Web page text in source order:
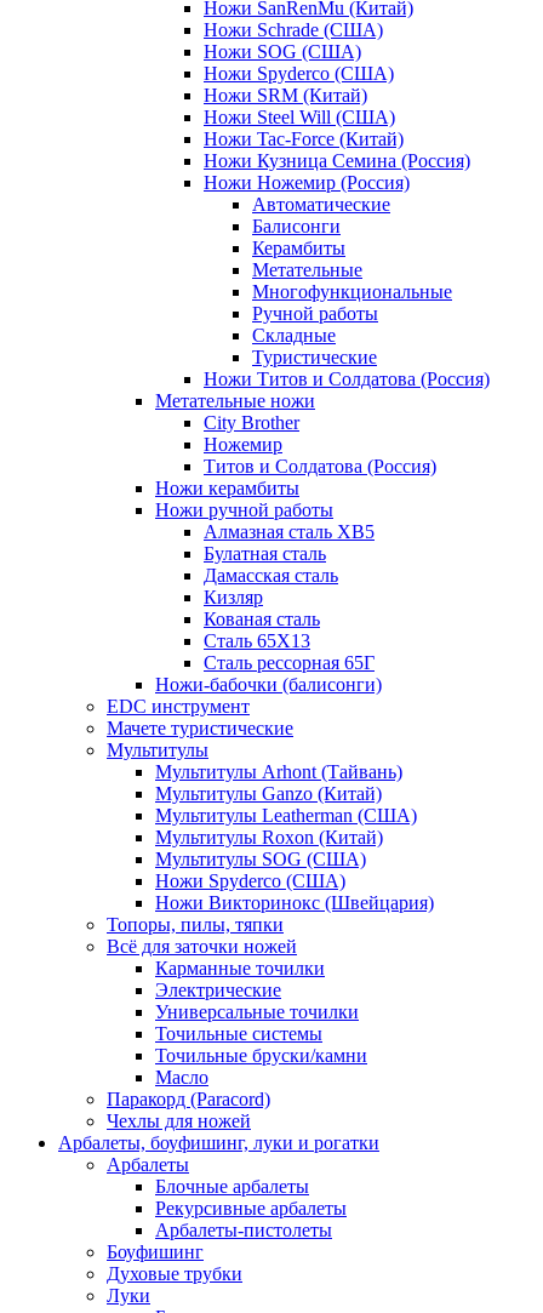
Ножи SanRenMu (Китай)
Ножи Schrade (США)
Ножи SOG (США)
Ножи Spyderco (США)
Ножи SRM (Китай)
Ножи Steel Will (США)
Ножи Tac-Force (Китай)
Ножи Кузница Семина (Россия)
Ножи Ножемир (Россия)
Автоматические
Балисонги
Керамбиты
Метательные
Многофункциональные
Ручной работы
Складные
Туристические
Ножи Титов и Солдатова (Россия)
Метательные ножи
City Brother
Ножемир
Титов и Солдатова (Россия)
Ножи керамбиты
Ножи ручной работы
Алмазная сталь ХВ5
Булатная сталь
Дамасская сталь
Кизляр
Кованая сталь
Сталь 65Х13
Сталь рессорная 65Г
Ножи-бабочки (балисонги)
EDC инструмент
Мачете туристические
Мультитулы
Мультитулы Arhont (Тайвань)
Мультитулы Ganzo (Китай)
Мультитулы Leatherman (США)
Мультитулы Roxon (Китай)
Мультитулы SOG (США)
Ножи Spyderco (США)
Ножи Викторинокс (Швейцария)
Топоры, пилы, тяпки
Всё для заточки ножей
Карманные точилки
Электрические
Универсальные точилки
Точильные системы
Точильные бруски/камни
Масло
Паракорд (Paracord)
Чехлы для ножей
Арбалеты, боуфишинг, луки и рогатки
Арбалеты
Блочные арбалеты
Рекурсивные арбалеты
Арбалеты-пистолеты
Боуфишинг
Духовые трубки
Луки